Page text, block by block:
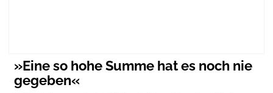
»Eine so hohe Summe hat es noch nie
gegeben«